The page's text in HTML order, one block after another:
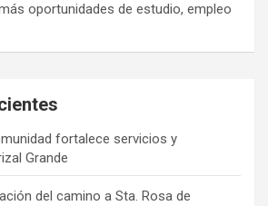
oportunidades de estudio, empleo
fortalece servicios y
Grande
del camino a Sta. Rosa de